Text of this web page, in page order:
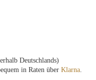
Deutschlands)
in Raten über Klarna.